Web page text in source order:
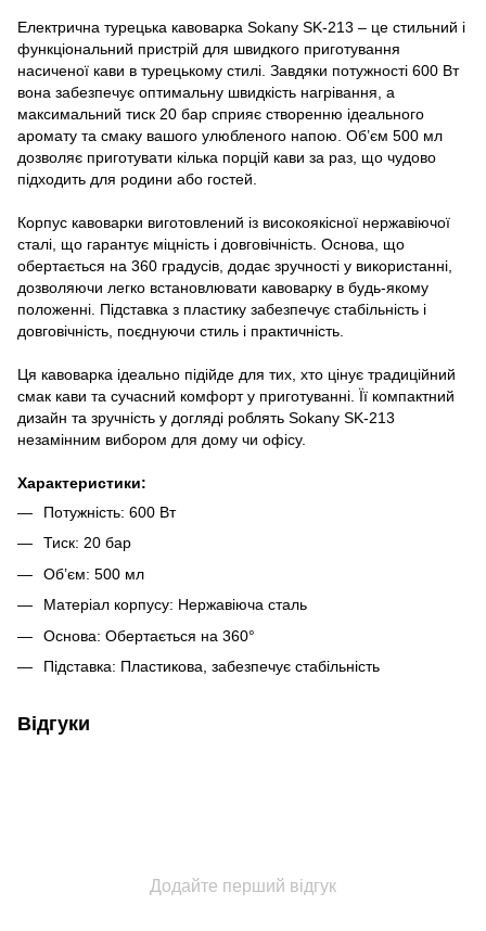
Електрична турецька кавоварка Sokany SK-213 – це стильний і
функціональний пристрій для швидкого приготування
насиченої кави в турецькому стилі. Завдяки потужності 600 Вт
вона забезпечує оптимальну швидкість нагрівання, а
максимальний тиск 20 бар сприяє створенню ідеального
аромату та смаку вашого улюбленого напою. Об’єм 500 мл
дозволяє приготувати кілька порцій кави за раз, що чудово
підходить для родини або гостей.
Корпус кавоварки виготовлений із високоякісної нержавіючої
сталі, що гарантує міцність і довговічність. Основа, що
обертається на 360 градусів, додає зручності у використанні,
дозволяючи легко встановлювати кавоварку в будь-якому
положенні. Підставка з пластику забезпечує стабільність і
довговічність, поєднуючи стиль і практичність.
Ця кавоварка ідеально підійде для тих, хто цінує традиційний
смак кави та сучасний комфорт у приготуванні. Її компактний
дизайн та зручність у догляді роблять Sokany SK-213
незамінним вибором для дому чи офісу.
Характеристики:
Потужність: 600 Вт
Тиск: 20 бар
Об’єм: 500 мл
Матеріал корпусу: Нержавіюча сталь
Основа: Обертається на 360°
Підставка: Пластикова, забезпечує стабільність
Відгуки
Додайте перший відгук